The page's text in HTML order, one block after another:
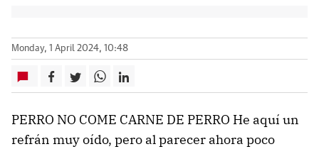
Monday, 1 April 2024, 10:48
PERRO NO COME CARNE DE PERRO He aquí un
refrán muy oído, pero al parecer ahora poco